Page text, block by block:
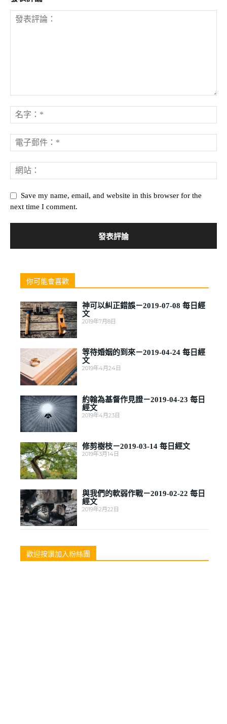
Save my name, email, and website in this browser for the
next time I comment.
你可能會喜歡
神可以糾正錯誤－2019-07-08 每日經
文
2019年7月8日
等待婚姻的到來－2019-04-24 每日經
文
2019年4月24日
約翰為基督作見證－2019-04-23 每日
經文
2019年4月23日
修剪樹枝－2019-03-14 每日經文
2019年3月14日
與我們的軟弱作戰－2019-02-22 每日
經文
2019年2月22日
歡迎按讚加入粉絲團